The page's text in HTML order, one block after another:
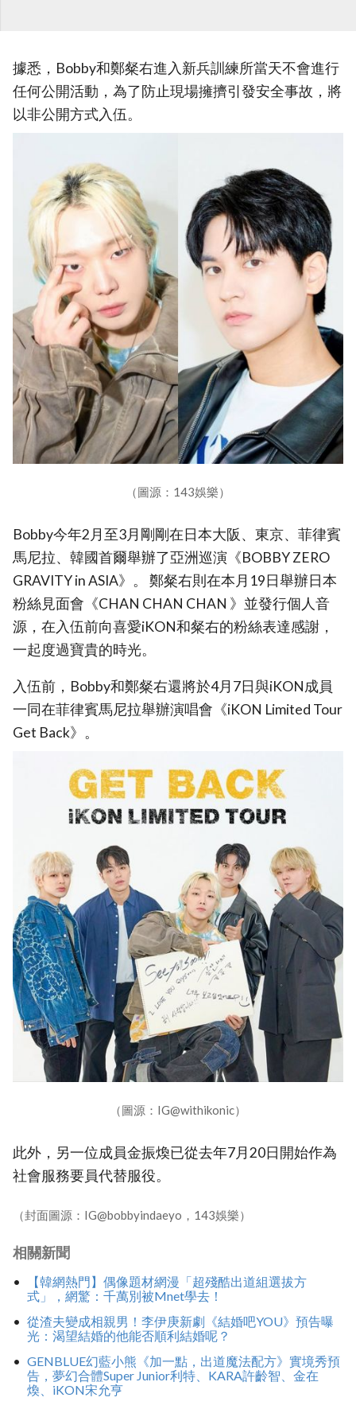
據悉，Bobby和鄭粲右進入新兵訓練所當天不會進行
任何公開活動，為了防止現場擁擠引發安全事故，將
以非公開方式入伍。
（圖源：143娛樂）
Bobby今年2月至3月剛剛在日本大阪、東京、菲律賓
馬尼拉、韓國首爾舉辦了亞洲巡演《BOBBY ZERO
GRAVITY in ASIA》。 鄭粲右則在本月19日舉辦日本
粉絲見面會《CHAN CHAN CHAN 》並發行個人音
源，在入伍前向喜愛iKON和粲右的粉絲表達感謝，
一起度過寶貴的時光。
入伍前，Bobby和鄭粲右還將於4月7日與iKON成員
一同在菲律賓馬尼拉舉辦演唱會《iKON Limited Tour
Get Back》。
（圖源：IG@withikonic）
此外，另一位成員金振煥已從去年7月20日開始作為
社會服務要員代替服役。
（封面圖源：IG@bobbyindaeyo，143娛樂）
相關新聞
【韓網熱門】偶像題材網漫「超殘酷出道組選拔方
式」，網驚：千萬別被Mnet學去！
從渣夫變成相親男！李伊庚新劇《結婚吧YOU》預告曝
光：渴望結婚的他能否順利結婚呢？
GENBLUE幻藍小熊《加一點，出道魔法配方》實境秀預
告，夢幻合體Super Junior利特、KARA許齡智、金在
煥、iKON宋允亨